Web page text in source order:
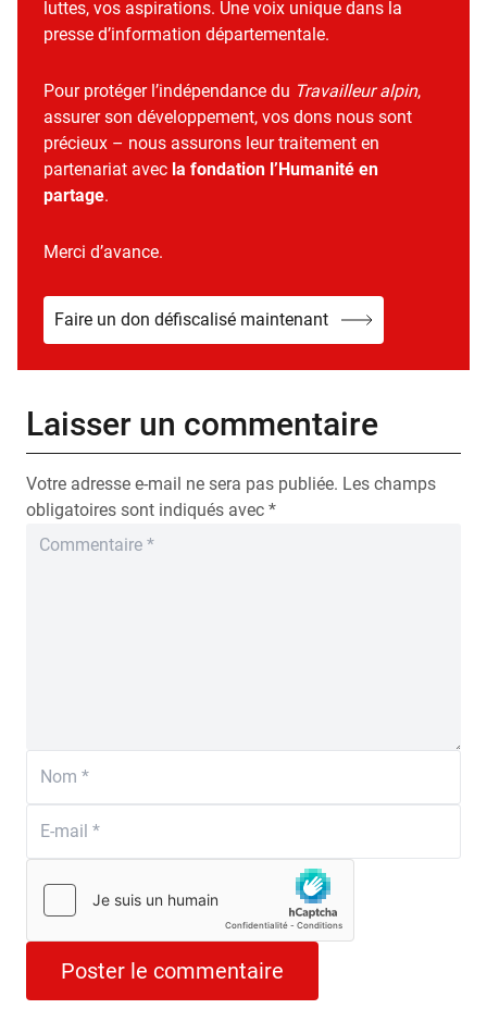
luttes, vos aspirations. Une voix unique dans la
presse d’information départementale.
Pour protéger l’indépendance du Travailleur alpin,
assurer son développement, vos dons nous sont
précieux – nous assurons leur traitement en
partenariat avec la fondation l’Humanité en
partage.
Merci d’avance.
Faire un don défiscalisé maintenant
Laisser un commentaire
Votre adresse e-mail ne sera pas publiée. Les champs
obligatoires sont indiqués avec *